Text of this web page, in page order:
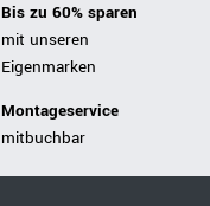
Bis zu 60% sparen
mit unseren
Eigenmarken
Montageservice
mitbuchbar